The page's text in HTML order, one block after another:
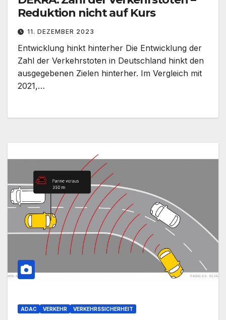
Reduktion nicht auf Kurs
11. DEZEMBER 2023
Entwicklung hinkt hinterher Die Entwicklung der
Zahl der Verkehrstoten in Deutschland hinkt den
ausgegebenen Zielen hinterher. Im Vergleich mit
2021,…
ADAC VERKEHR VERKEHRSSICHERHEIT